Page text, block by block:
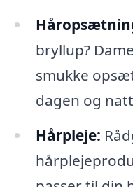
bryllup?
smukke
dagen og
Hårpleje: